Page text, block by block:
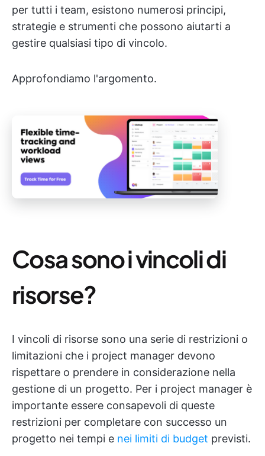
per tutti i team, esistono numerosi principi,
strategie e strumenti che possono aiutarti a
gestire qualsiasi tipo di vincolo.
Approfondiamo l'argomento.
Cosa sono i vincoli di
risorse?
I vincoli di risorse sono una serie di restrizioni o
limitazioni che i project manager devono
rispettare o prendere in considerazione nella
gestione di un progetto. Per i project manager è
importante essere consapevoli di queste
restrizioni per completare con successo un
progetto nei tempi e nei limiti di budget previsti.